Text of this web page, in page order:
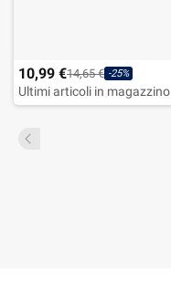
10,99 €14,65 € -25%
Ultimi articoli in magazzino